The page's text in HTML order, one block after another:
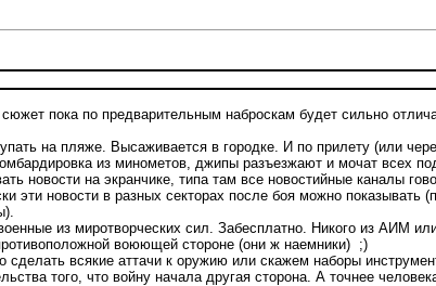
пока по предварительным наброскам будет сильно
на пляже. Высаживается в городке. И по прилету (или
из минометов, джипы разъезжают и мочат всех
новости на экранчике, типа там все новостийные каналы
эти новости в разных секторах после боя можно показывать
из миротворческих сил. Забесплатно. Никого из АИМ
воюющей стороне (они ж наемники) ;)
всякие аттачи к оружию или скажем наборы
того, что войну начала другая сторона. А точнее